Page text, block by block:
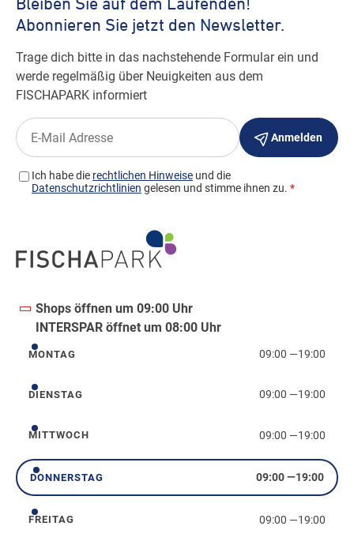
Shops öffnen um 09:00 Uhr
INTERSPAR öffnet um 08:00 Uhr
Montag
MONTAG 09:00 —19:00
Dienstag
DIENSTAG 09:00 —19:00
Mittwoch
MITTWOCH 09:00 —19:00
Donnerstag
DONNERSTAG 09:00—19:00
Freitag
FREITAG 09:00 —19:00